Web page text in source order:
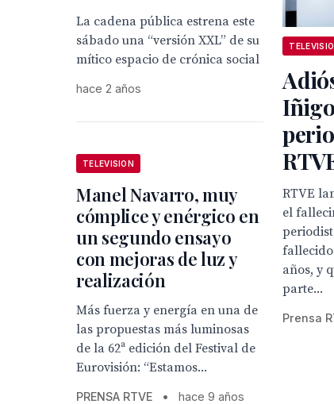
La cadena pública estrena este
sábado una “versión XXL” de su
mítico espacio de crónica social
hace 2 años
RTVE
el
años, y
parte...
Prensa
TELEVISION
Manel Navarro, muy
cómplice y enérgico en
un segundo ensayo
con mejoras de luz y
realización
Más fuerza y energía en una de
las propuestas más luminosas
de la 62ª edición del Festival de
Eurovisión: “Estamos...
PRENSA RTVE • hace 9 años